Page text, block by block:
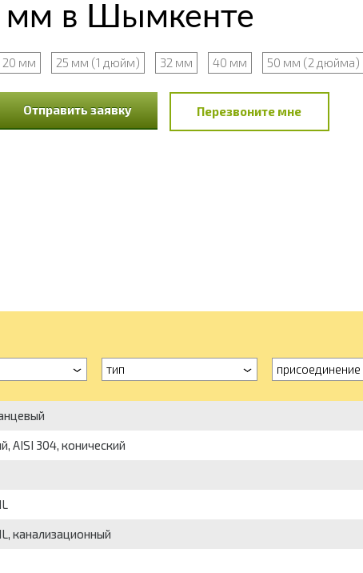
мм в Шымкенте
20 мм 25 мм (1 дюйм) 32 мм 40 мм 50 мм (2 дюйма)
Отправить заявку Перезвоните мне
тип присоединение
AISI 304, конический
канализационный